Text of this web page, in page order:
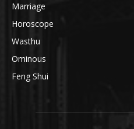
Marriage
Horoscope
Wasthu
Ominous
Feng Shui